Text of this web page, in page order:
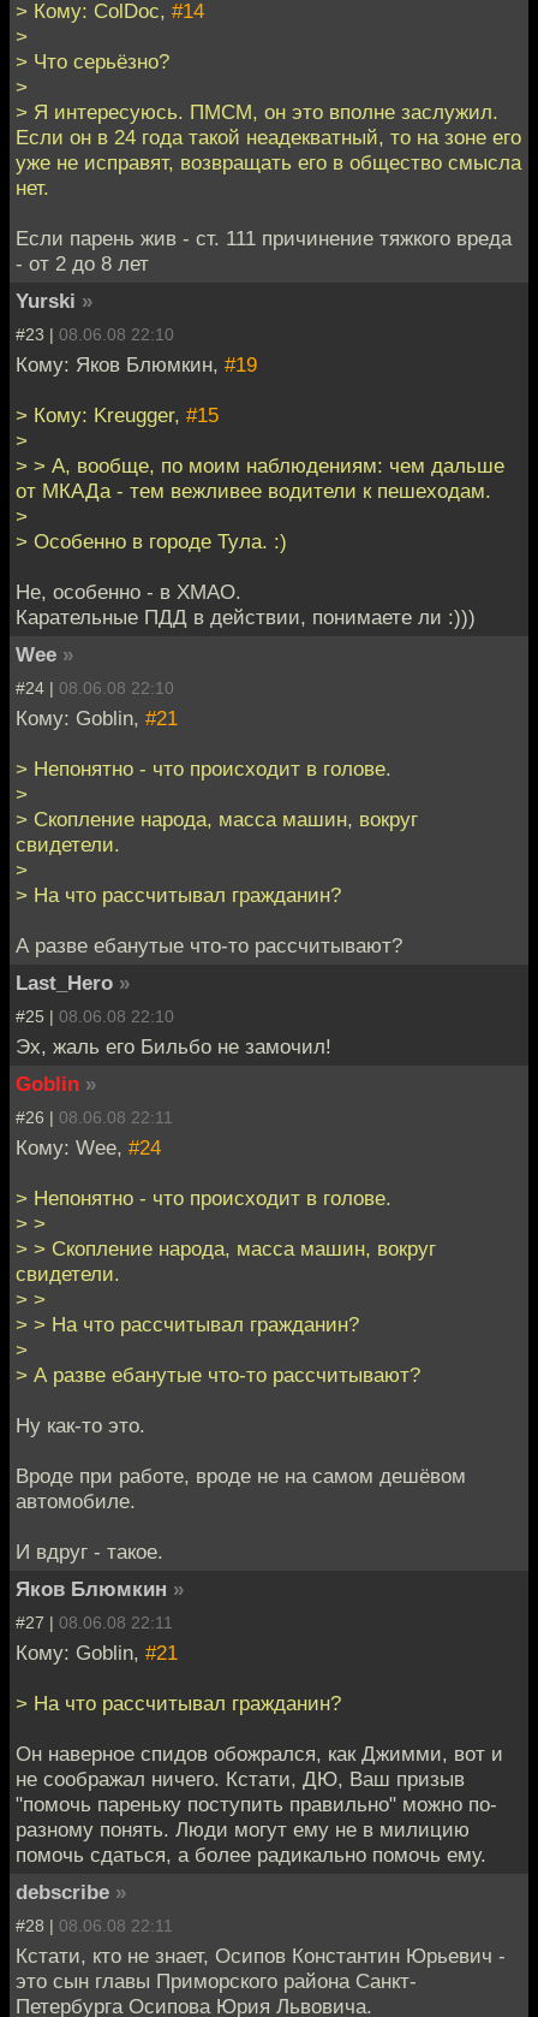
> Кому: ColDoc, #14
>
> Что серьёзно?
>
> Я интересуюсь. ПМСМ, он это вполне заслужил.
Если он в 24 года такой неадекватный, то на зоне его
уже не исправят, возвращать его в общество смысла
нет.
Если парень жив - ст. 111 причинение тяжкого вреда
- от 2 до 8 лет
Yurski »
#23 | 08.06.08 22:10
Кому: Яков Блюмкин, #19
> Кому: Kreugger, #15
>
> > А, вообще, по моим наблюдениям: чем дальше
от МКАДа - тем вежливее водители к пешеходам.
>
> Особенно в городе Тула. :)
Не, особенно - в ХМАО.
Карательные ПДД в действии, понимаете ли :)))
Wee »
#24 | 08.06.08 22:10
Кому: Goblin, #21
> Непонятно - что происходит в голове.
>
> Скопление народа, масса машин, вокруг
свидетели.
>
> На что рассчитывал гражданин?
А разве ебанутые что-то рассчитывают?
Last_Hero »
#25 | 08.06.08 22:10
Эх, жаль его Бильбо не замочил!
Goblin »
#26 | 08.06.08 22:11
Кому: Wee, #24
> Непонятно - что происходит в голове.
> >
> > Скопление народа, масса машин, вокруг
свидетели.
> >
> > На что рассчитывал гражданин?
>
> А разве ебанутые что-то рассчитывают?
Ну как-то это.
Вроде при работе, вроде не на самом дешёвом
автомобиле.
И вдруг - такое.
Яков Блюмкин »
#27 | 08.06.08 22:11
Кому: Goblin, #21
> На что рассчитывал гражданин?
Он наверное спидов обожрался, как Джимми, вот и
не соображал ничего. Кстати, ДЮ, Ваш призыв
"помочь пареньку поступить правильно" можно по-
разному понять. Люди могут ему не в милицию
помочь сдаться, а более радикально помочь ему.
debscribe »
#28 | 08.06.08 22:11
Кстати, кто не знает, Осипов Константин Юрьевич -
это сын главы Приморского района Санкт-
Петербурга Осипова Юрия Львовича.